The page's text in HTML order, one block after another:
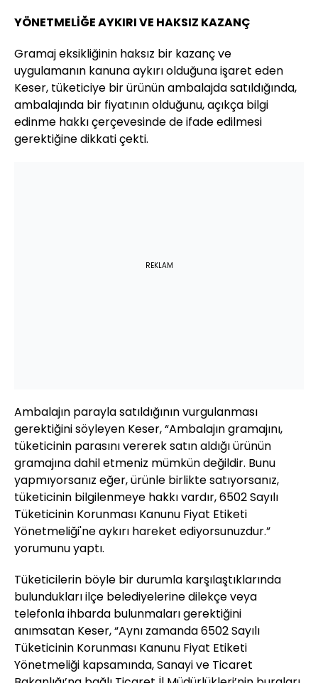
YÖNETMELİĞE AYKIRI VE HAKSIZ KAZANÇ
Gramaj eksikliğinin haksız bir kazanç ve
uygulamanın kanuna aykırı olduğuna işaret eden
Keser, tüketiciye bir ürünün ambalajda satıldığında,
ambalajında bir fiyatının olduğunu, açıkça bilgi
edinme hakkı çerçevesinde de ifade edilmesi
gerektiğine dikkati çekti.
REKLAM
Ambalajın parayla satıldığının vurgulanması
gerektiğini söyleyen Keser, “Ambalajın gramajını,
tüketicinin parasını vererek satın aldığı ürünün
gramajına dahil etmeniz mümkün değildir. Bunu
yapmıyorsanız eğer, ürünle birlikte satıyorsanız,
tüketicinin bilgilenmeye hakkı vardır, 6502 Sayılı
Tüketicinin Korunması Kanunu Fiyat Etiketi
Yönetmeliği'ne aykırı hareket ediyorsunuzdur.”
yorumunu yaptı.
Tüketicilerin böyle bir durumla karşılaştıklarında
bulundukları ilçe belediyelerine dilekçe veya
telefonla ihbarda bulunmaları gerektiğini
anımsatan Keser, “Aynı zamanda 6502 Sayılı
Tüketicinin Korunması Kanunu Fiyat Etiketi
Yönetmeliği kapsamında, Sanayi ve Ticaret